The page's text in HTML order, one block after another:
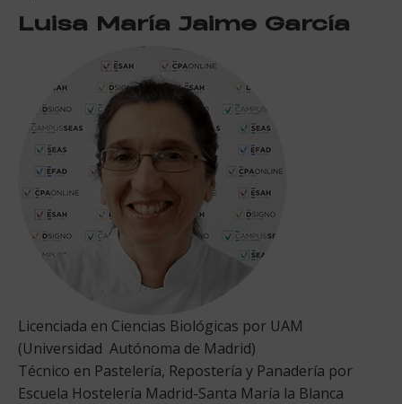
Luisa María Jaime García
Licenciada en Ciencias Biológicas por UAM
(Universidad Autónoma de Madrid)
Técnico en Pastelería, Repostería y Panadería por
Escuela Hostelería Madrid-Santa María la Blanca